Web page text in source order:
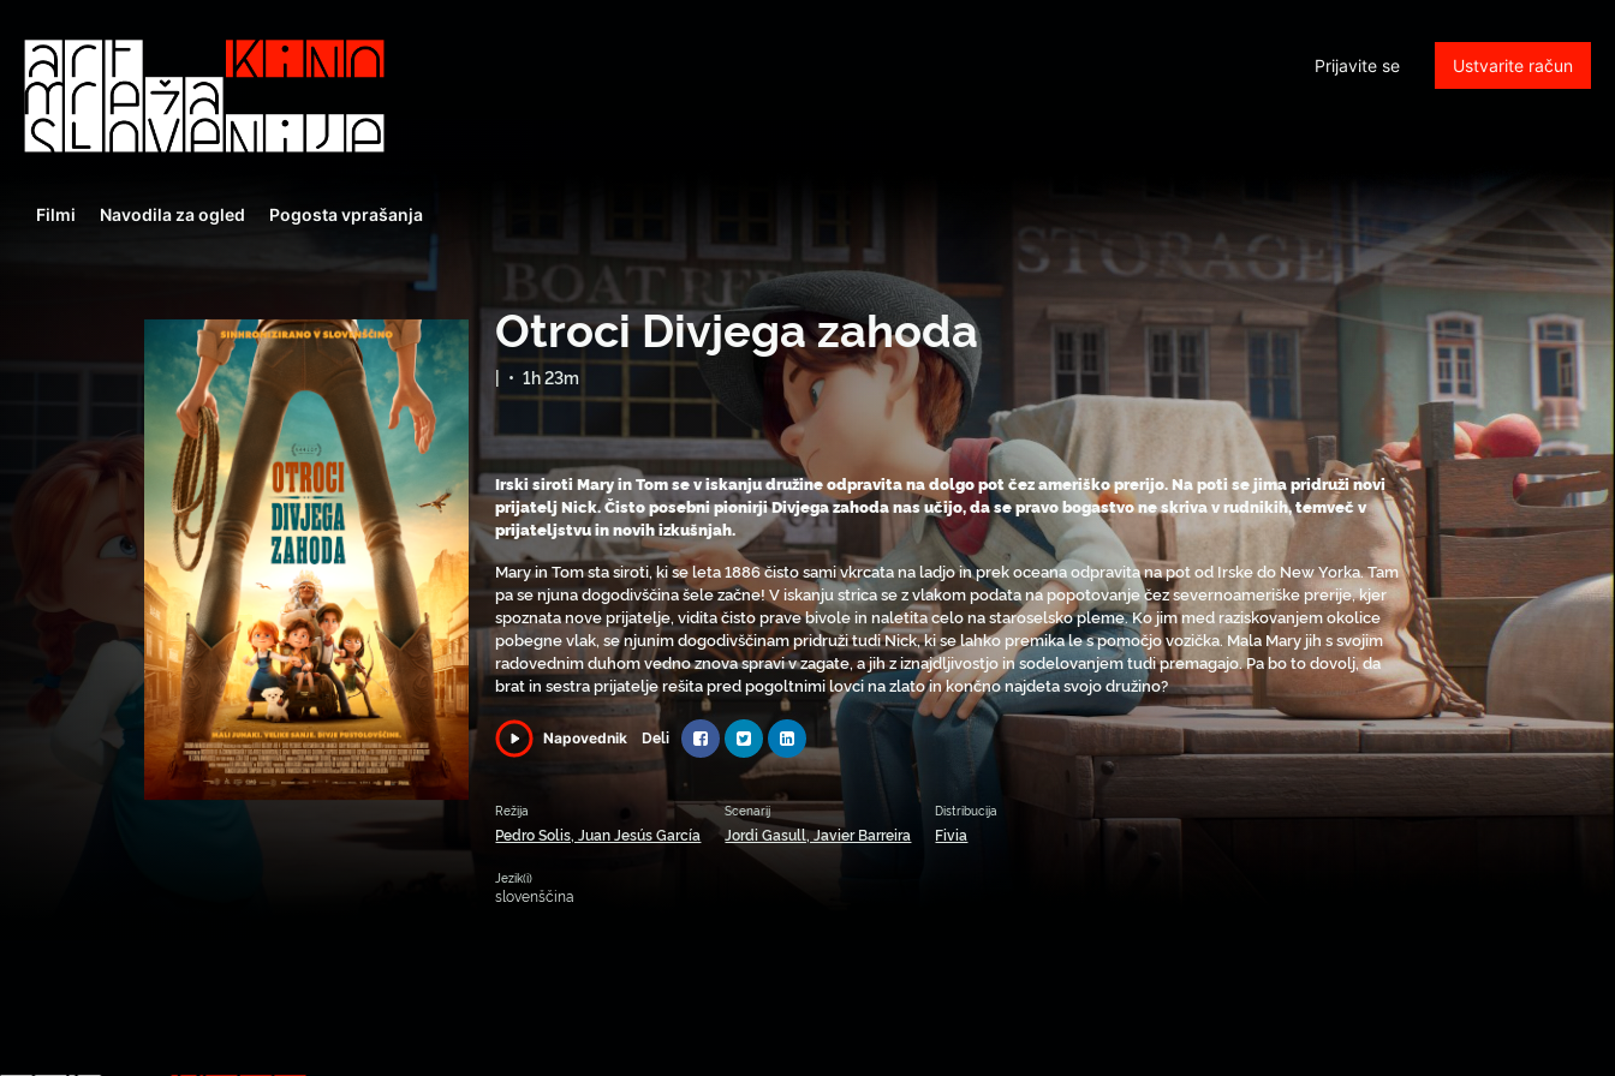
Prijavite se Ustvarite račun
Filmi Navodila za ogled Pogosta vprašanja
Otroci Divjega zahoda
| • 1h 23m
Irski siroti Mary in Tom se v iskanju družine odpravita na dolgo pot čez ameriško prerijo. Na poti se jima pridruži novi
prijatelj Nick. Čisto posebni pionirji Divjega zahoda nas učijo, da se pravo bogastvo ne skriva v rudnikih, temveč v
prijateljstvu in novih izkušnjah.
Mary in Tom sta siroti, ki se leta 1886 čisto sami vkrcata na ladjo in prek oceana odpravita na pot od Irske do New Yorka. Tam
pa se njuna dogodivščina šele začne! V iskanju strica se z vlakom podata na popotovanje čez severnoameriške prerije, kjer
spoznata nove prijatelje, vidita čisto prave bivole in naletita celo na staroselsko pleme. Ko jim med raziskovanjem okolice
pobegne vlak, se njunim dogodivščinam pridruži tudi Nick, ki se lahko premika le s pomočjo vozička. Mala Mary jih s svojim
radovednim duhom vedno znova spravi v zagate, a jih z iznajdljivostjo in sodelovanjem tudi premagajo. Pa bo to dovolj, da
brat in sestra prijatelje rešita pred pogoltnimi lovci na zlato in končno najdeta svojo družino?
Napovednik Deli
Režija
Pedro Solis, Juan Jesús García
Scenarij
Jordi Gasull, Javier Barreira
Distribucija
Fivia
Jezik(i)
slovenščina